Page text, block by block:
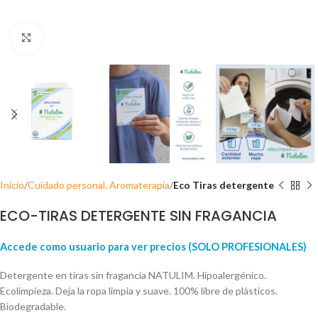
Inicio Cuidado personal. Aromaterapia Eco Tiras detergente
ECO-TIRAS DETERGENTE SIN FRAGANCIA
Accede como usuario para ver precios (SOLO PROFESIONALES)
Detergente en tiras sin fragancia NATULIM. Hipoalergénico.
Ecolimpieza. Deja la ropa limpia y suave. 100% libre de plásticos.
Biodegradable.